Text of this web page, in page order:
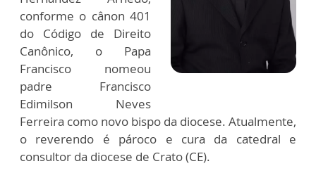
conforme o cânon 401
do Código de Direito
Canônico, o Papa
Francisco nomeou
padre Francisco
Edimilson Neves
Ferreira como novo bispo da diocese. Atualmente,
o reverendo é pároco e cura da catedral e
consultor da diocese de Crato (CE).